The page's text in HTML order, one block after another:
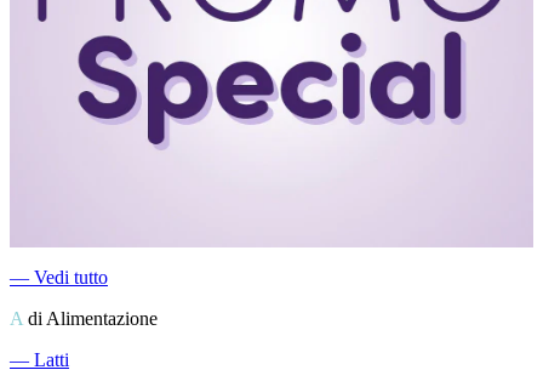
― Vedi tutto
A di Alimentazione
― Latti